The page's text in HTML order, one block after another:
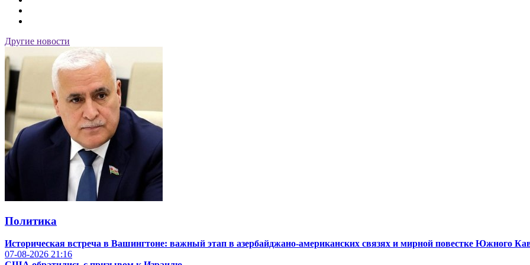
Другие новости
Политика
Историческая встреча в Вашингтоне: важный этап в азербайджано-американских связях и мирной повестке Южного
07-08-2026 21:16